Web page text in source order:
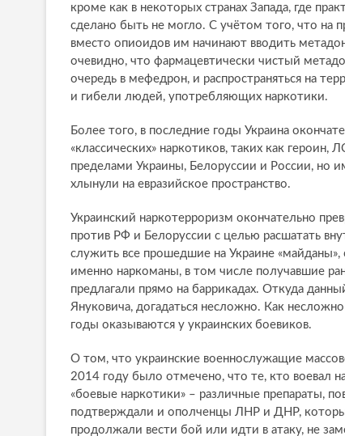
кроме как в некоторых странах Запада, где
сделано быть не могло. С учётом того, что на
вместо опиоидов им начинают вводить
очевидно, что фармацевтически чистый
очередь в мефедрон, и распространяться на
и гибели людей, употребляющих наркотики.
Более того, в последние годы Украина
«классических» наркотиков, таких как
пределами Украины, Белоруссии и России, но
хлынули на евразийское пространство.
Украинский наркотерроризм окончательно
против РФ и Белоруссии с целью расшатать
служить все прошедшие на Украине
именно наркоманы, в том числе получавшие
предлагали прямо на баррикадах. Откуда
Януковича, догадаться несложно. Как
годы оказываются у украинских боевиков.
О том, что украинские военнослужащие
2014 году было отмечено, что те, кто воевал
«боевые наркотики» – различные препараты,
подтверждали и ополченцы ЛНР и ДНР,
продолжали вести бой или идти в атаку, не